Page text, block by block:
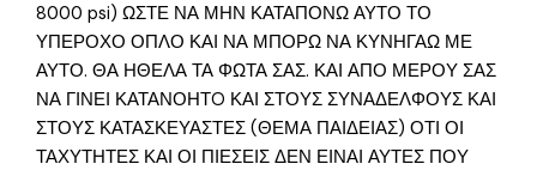
8000 psi) ΩΣΤΕ ΝΑ ΜΗΝ ΚΑΤΑΠΟΝΩ ΑΥΤΟ ΤΟ
ΥΠΕΡΟΧΟ ΟΠΛΟ ΚΑΙ ΝΑ ΜΠΟΡΩ ΝΑ ΚΥΝΗΓΑΩ ΜΕ
ΑΥΤΟ. ΘΑ ΗΘΕΛΑ ΤΑ ΦΩΤΑ ΣΑΣ. ΚΑΙ ΑΠΟ ΜΕΡΟΥ ΣΑΣ
ΝΑ ΓΙΝΕΙ ΚΑΤΑΝΟΗΤO ΚΑΙ ΣΤΟΥΣ ΣΥΝΑΔΕΛΦΟΥΣ ΚΑΙ
ΣΤΟΥΣ ΚΑΤΑΣΚΕΥΑΣΤΕΣ (ΘΕΜΑ ΠΑΙΔΕΙΑΣ) ΟΤΙ ΟΙ
ΤΑΧΥΤΗΤΕΣ ΚΑΙ ΟΙ ΠΙΕΣΕΙΣ ΔΕΝ ΕΙΝΑΙ ΑΥΤΕΣ ΠΟΥ